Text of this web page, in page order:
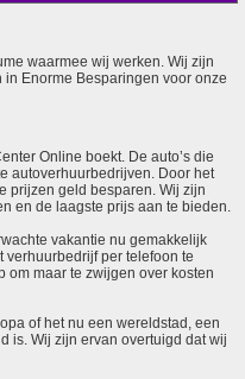
waarmee wij werken. Wij zijn
Enorme Besparingen voor onze
Online boekt. De auto’s die
autoverhuurbedrijven. Door het
prijzen geld besparen. Wij zijn
en de laagste prijs aan te bieden.
vakantie nu gemakkelijk
verhuurbedrijf per telefoon te
om maar te zwijgen over kosten
of het nu een wereldstad, een
is. Wij zijn ervan overtuigd dat wij